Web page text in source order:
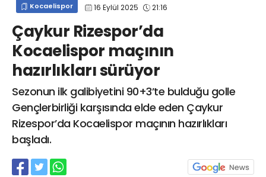
Kocaelispor 16 Eylül 2025 21:16
Çaykur Rizespor’da
Kocaelispor maçının
hazırlıkları sürüyor
Sezonun ilk galibiyetini 90+3’te bulduğu golle
Gençlerbirliği karşısında elde eden Çaykur
Rizespor’da Kocaelispor maçının hazırlıkları
başladı.
info@spor41.com